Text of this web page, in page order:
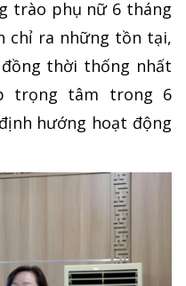
trào phụ nữ 6 tháng
chỉ ra những tồn tại,
đồng thời thống nhất
trọng tâm trong 6
hướng hoạt động